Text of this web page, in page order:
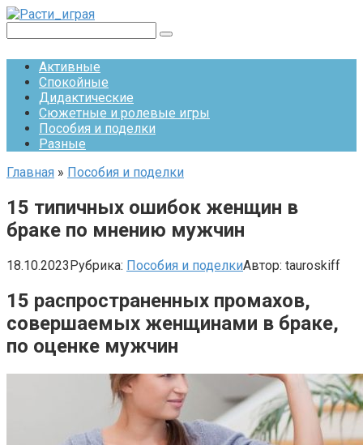
Перейти
контенту
Активные
Спокойные
Дидактические
Сюжетные и ролевые игры
Пособия и поделки
Разные
Главная » Пособия и поделки
15 типичных ошибок женщин в
браке по мнению мужчин
18.10.2023Рубрика: Пособия и поделкиАвтор: tauroskiff
15 распространенных промахов,
совершаемых женщинами в браке,
по оценке мужчин